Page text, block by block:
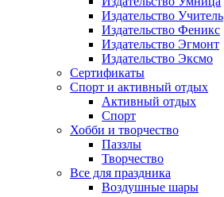
Издательство Учитель
Издательство Феникс
Издательство Эгмонт
Издательство Эксмо
Сертификаты
Спорт и активный отдых
Активный отдых
Спорт
Хобби и творчество
Паззлы
Творчество
Все для праздника
Воздушные шары